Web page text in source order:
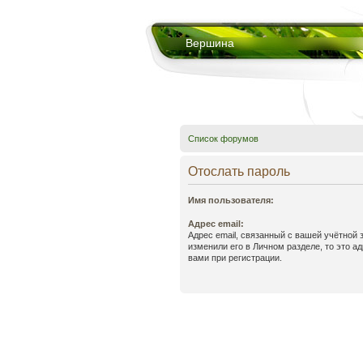
Вершина
Список форумов
Отослать пароль
Имя пользователя:
Адрес email:
Адрес email, связанный с вашей учётной
изменили его в Личном разделе, то это
вами при регистрации.